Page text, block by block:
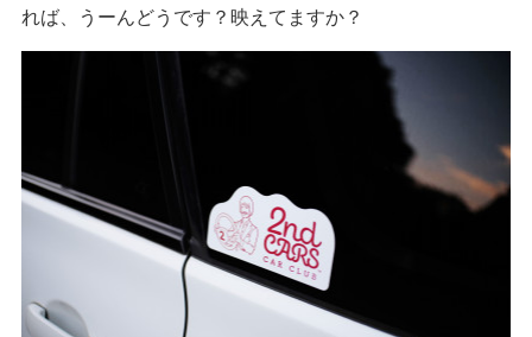
れば、うーんどうです？映えてますか？